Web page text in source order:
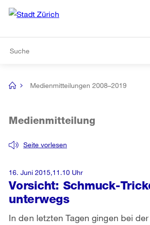
Navigation
[no
Medienmitteilungen 2008–2019
Vorsicht: Schmuck-
unterwegs
Seite vorlesen
Medienmitteilung
In den letzten Tagen gingen bei
16. Juni 2015,11.10 Uhr